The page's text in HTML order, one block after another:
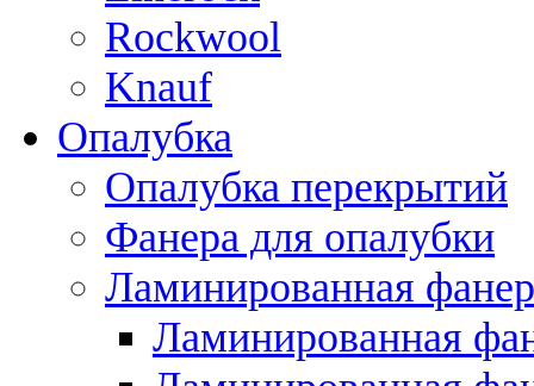
Rockwool
Knauf
Опалубка
Опалубка перекрытий
Фанера для опалубки
Ламинированная
Ламинированная